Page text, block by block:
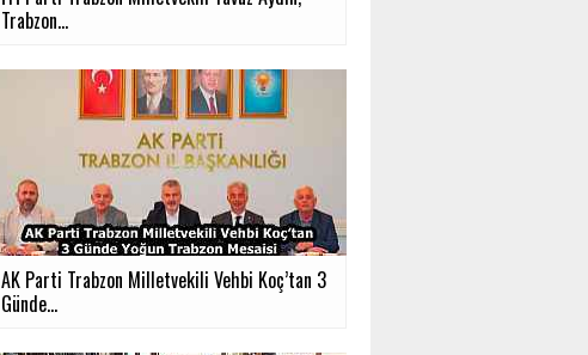
Trabzon...
AK Parti Trabzon Milletvekili Vehbi Koç’tan 3
Günde...